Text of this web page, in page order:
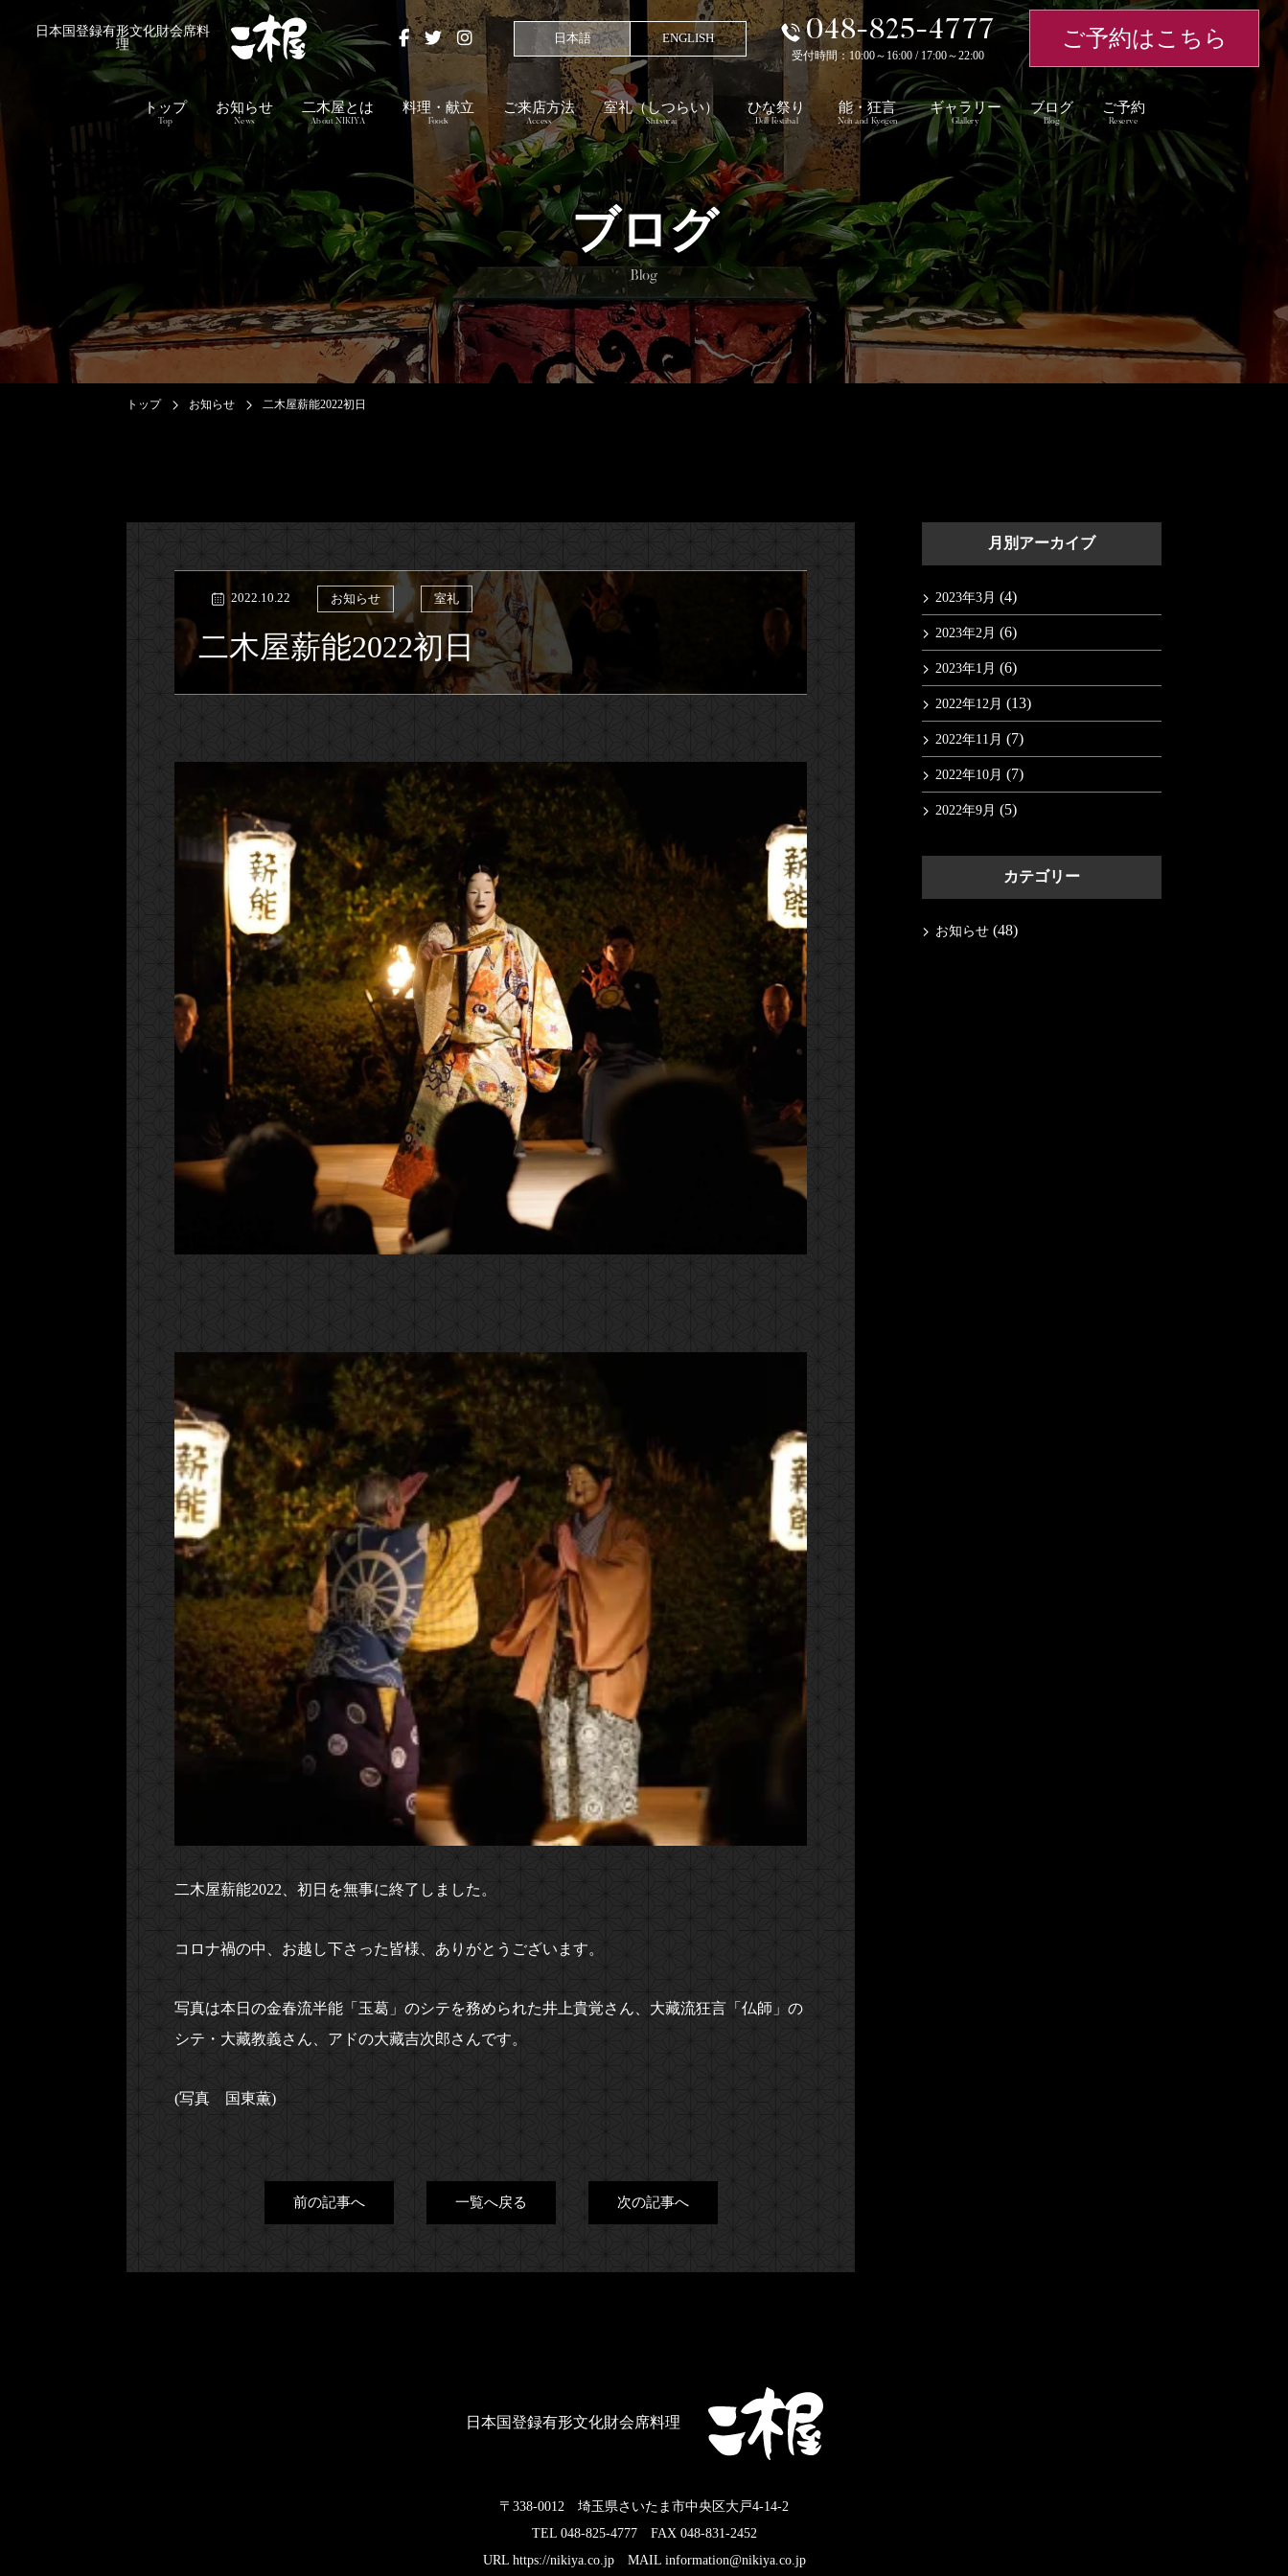
日本国登録有形文化財会席料
理
日本語 ENGLISH 048-825-4777
受付時間：10:00～16:00 / 17:00～22:00
ご予約はこちら
トップ
Top
お知らせ
News
二木屋とは
About NIKIYA
料理・献立
Foods
ご来店方法
Access
室礼（しつらい）
Shitsurai
ひな祭り
Doll Festibal
能・狂言
Noh and Kyogen
ギャラリー
Glallery
ブログ
Blog
ご予約
Reserve
ブログ
Blog
トップ お知らせ 二木屋薪能2022初日
2022.10.22 お知らせ 室礼
二木屋薪能2022初日
二木屋薪能2022、初日を無事に終了しました。
コロナ禍の中、お越し下さった皆様、ありがとうございます。
写真は本日の金春流半能「玉葛」のシテを務められた井上貴覚さん、大藏流狂言「仏師」の
シテ・大藏教義さん、アドの大藏吉次郎さんです。
(写真 国東薫)
前の記事へ 一覧へ戻る 次の記事へ
月別アーカイブ
2023年3月 (4)
2023年2月 (6)
2023年1月 (6)
2022年12月 (13)
2022年11月 (7)
2022年10月 (7)
2022年9月 (5)
カテゴリー
お知らせ (48)
日本国登録有形文化財会席料理
〒338-0012 埼玉県さいたま市中央区大戸4-14-2
TEL 048-825-4777 FAX 048-831-2452
URL https://nikiya.co.jp MAIL information@nikiya.co.jp